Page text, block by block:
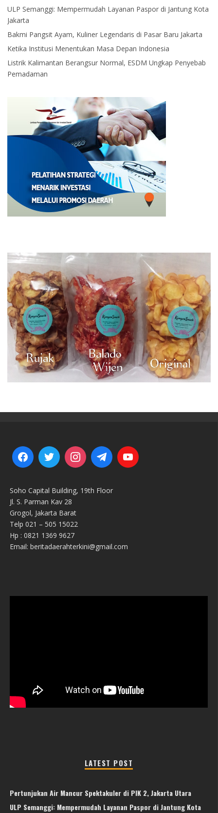
ULP Semanggi: Mempermudah Layanan Paspor di Jantung Kota
Jakarta
Bakmi Pangsit Ayam, Kuliner Legendaris di Pasar Baru Jakarta
Ketika Institusi Menentukan Masa Depan Indonesia
Listrik Kalimantan Berangsur Normal, ESDM Ungkap Penyebab
Pemadaman
Soho Capital Building, 19th Floor
Jl. S. Parman Kav 28
Grogol, Jakarta Barat
Telp 021 – 505 15022
Hp : 0821 1369 9627
Email: beritadaerahterkini@gmail.com
LATEST POST
Pertunjukan Air Mancur Spektakuler di PIK 2, Jakarta Utara
ULP Semanggi: Mempermudah Layanan Paspor di Jantung Kota